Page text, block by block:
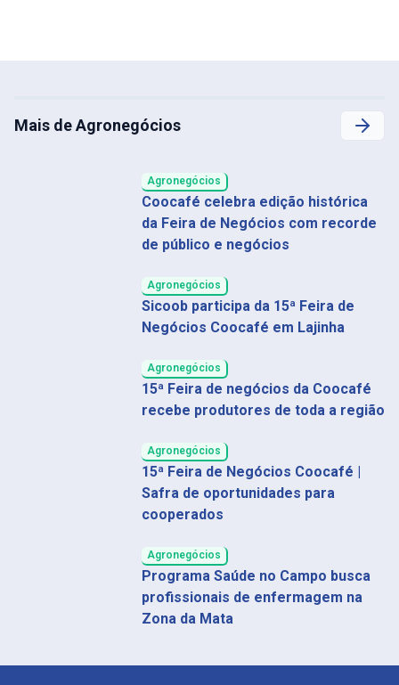
Mais de Agronegócios
Agronegócios
Coocafé celebra edição histórica
da Feira de Negócios com recorde
de público e negócios
Agronegócios
Sicoob participa da 15ª Feira de
Negócios Coocafé em Lajinha
Agronegócios
15ª Feira de negócios da Coocafé
recebe produtores de toda a região
Agronegócios
15ª Feira de Negócios Coocafé |
Safra de oportunidades para
cooperados
Agronegócios
Programa Saúde no Campo busca
profissionais de enfermagem na
Zona da Mata